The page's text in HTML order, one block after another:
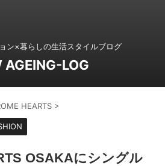
ン×暮らしの生活スタイルブログ
AGEING-LOG
HEARTS >
OSAKAにシングル